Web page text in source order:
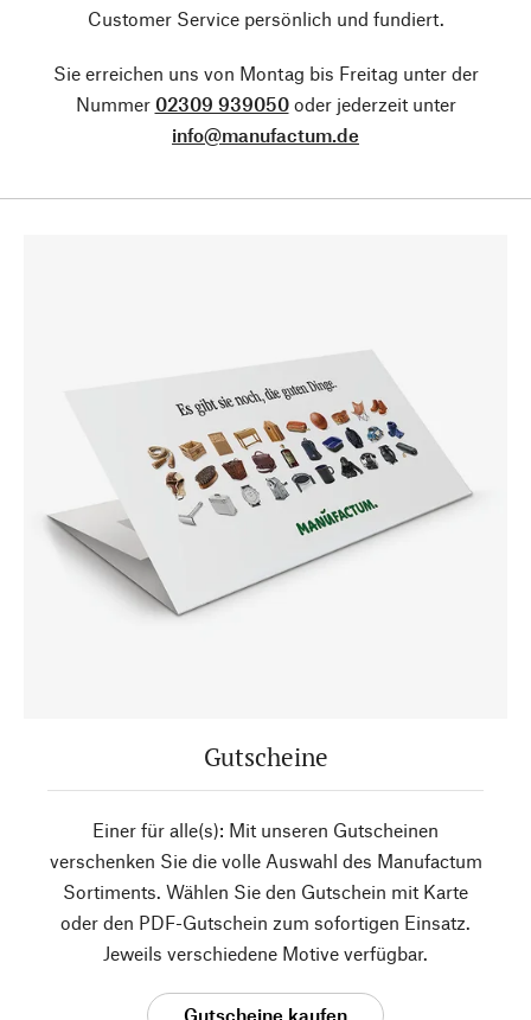
Customer Service persönlich und fundiert.
Sie erreichen uns von Montag bis Freitag unter der
Nummer 02309 939050oder jederzeit unter
info@manufactum.de
Gutscheine
Einer für alle(s): Mit unseren Gutscheinen
verschenken Sie die volle Auswahl des Manufactum
Sortiments. Wählen Sie den Gutschein mit Karte
oder den PDF-Gutschein zum sofortigen Einsatz.
Jeweils verschiedene Motive verfügbar.
Gutscheine kaufen